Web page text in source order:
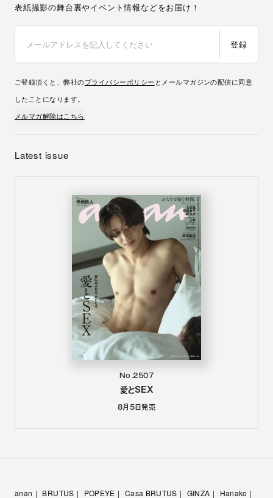
表紙撮影の舞台裏やイベント情報などをお届け！
登録
ご登録頂くと、弊社のプライバシーポリシー とメールマガジンの配信に同意
したことになります。
メルマガ解除はこちら
Latest issue
No.2507
愛とSEX
8月5日発売
anan BRUTUS POPEYE Casa BRUTUS GINZA Hanako